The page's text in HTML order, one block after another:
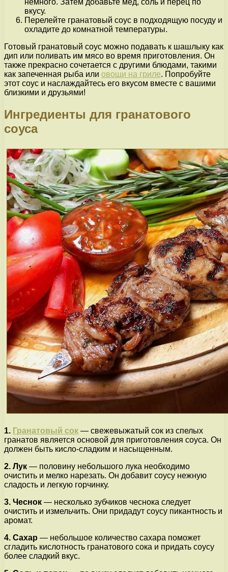
вкусу.
Перелейте гранатовый соус в подходящую посуду и
охладите до комнатной температуры.
Готовый гранатовый соус можно подавать к шашлыку как
дип или поливать им мясо во время приготовления. Он
также прекрасно сочетается с другими блюдами, такими
как запеченная рыба или овощи на гриле. Попробуйте
этот соус и наслаждайтесь его вкусом вместе с вашими
близкими и друзьями!
Ингредиенты для гранатового
соуса
1. Гранатовый сок — свежевыжатый сок из спелых
гранатов является основой для приготовления соуса. Он
должен быть кисло-сладким и насыщенным.
2. Лук — половину небольшого лука необходимо
очистить и мелко нарезать. Он добавит соусу нежную
сладость и легкую горчинку.
3. Чеснок — несколько зубчиков чеснока следует
очистить и измельчить. Они придадут соусу пикантность и
аромат.
4. Сахар — небольшое количество сахара поможет
сгладить кислотность гранатового сока и придать соусу
более сладкий вкус.